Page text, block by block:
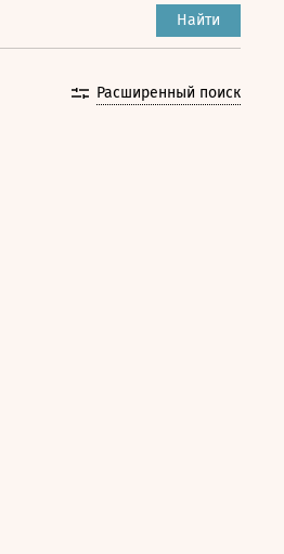
Найти
Расширенный поиск